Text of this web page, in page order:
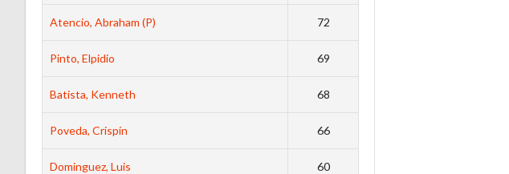
Atencio, Abraham (P) 72
Pinto, Elpidio 69
Batista, Kenneth 68
Poveda, Crispín 66
Dominguez, Luis 60